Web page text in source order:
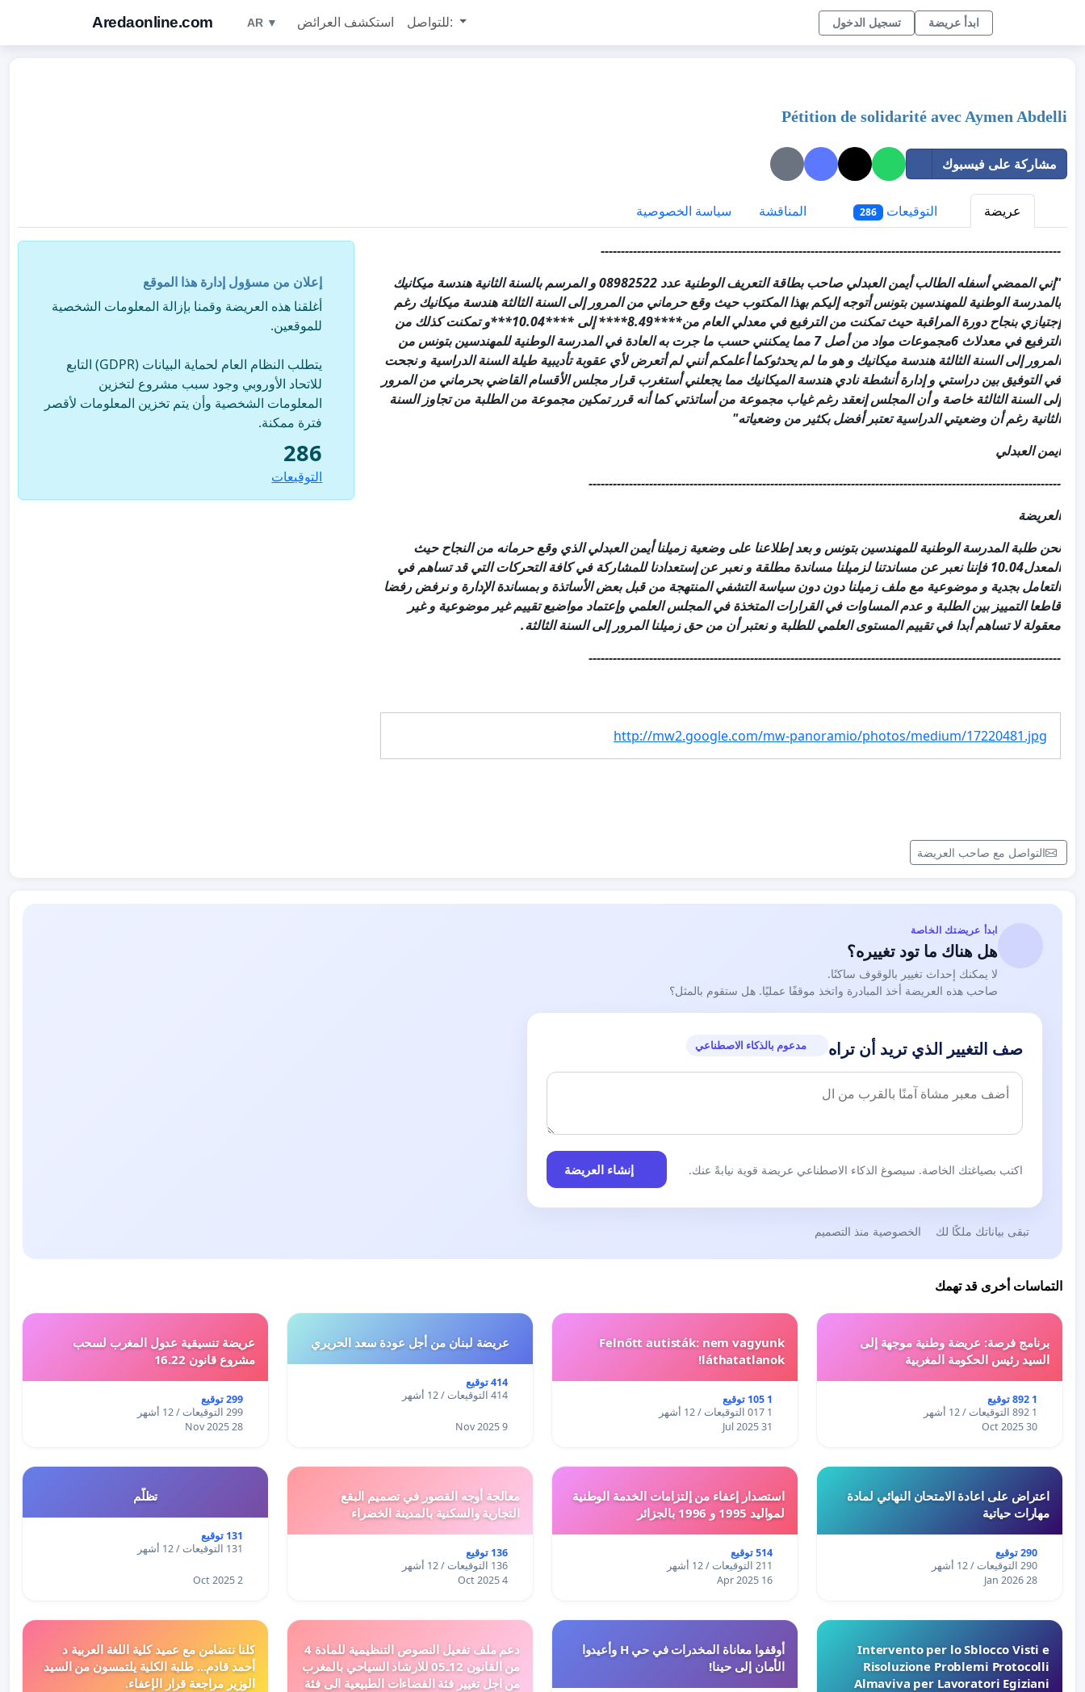
Aredaonline.com AR ▼ استكشف العرائض للتواصل: تسجيل الدخول ابدأ عريضة
Pétition de solidarité avec Aymen Abdelli
مشاركة على فيسبوك
عريضة التوقيعات 286 المناقشة سياسة الخصوصية
------------------------------------------------------------------------------------------------------------------
"إني الممضي أسفله الطالب أيمن العبدلي صاحب بطاقة التعريف الوطنية عدد 08982522 و المرسم بالسنة الثانية هندسة ميكانيك
بالمدرسة الوطنية للمهندسين بتونس أتوجه إليكم بهذا المكتوب حيث وقع حرماني من المرور إلى السنة الثالثة هندسة ميكانيك رغم
إجتيازي بنجاح دورة المراقبة حيث تمكنت من الترفيع في معدلي العام من****8.49**** إلى ****10.04***و تمكنت كذلك من
الترفيع في معدلاث 6مجموعات مواد من أصل 7 مما يمكنني حسب ما جرت به العادة في المدرسة الوطنية للمهندسين بتونس من
المرور إلى السنة الثالثة هندسة ميكانيك و هو ما لم يحدثوكما أعلمكم أنني لم أتعرض لأي عقوبة تأديبية طيلة السنة الدراسية و نجحت
في التوفيق بين دراستي و إدارة أنشطة نادي هندسة الميكانيك مما يجعلني أستغرب قرار مجلس الأقسام القاضي بحرماني من المرور
إلى السنة الثالثة خاصة و أن المجلس إنعقد رغم غياب مجموعة من أساتذتي كما أنه قرر تمكين مجموعة من الطلبة من تجاوز السنة
الثانية رغم أن وضعيتي الدراسية تعتبر أفضل بكثير من وضعياته"
أيمن العبدلي
---------------------------------------------------------------------------------------------------------------------
العريضة
نحن طلبة المدرسة الوطنية للمهندسين بتونس و بعد إطلاعنا على وضعية زميلنا أيمن العبدلي الذي وقع حرمانه من النجاح حيث
المعدل10.04 فإننا نعبر عن مساندتنا لزميلنا مساندة مطلقة و نعبر عن إستعدادنا للمشاركة في كافة التحركات التي قد تساهم في
التعامل بجدية و موضوعية مع ملف زميلنا دون دون سياسة التشفي المنتهجة من قبل بعض الأساتذة و بمساندة الإدارة و نرفض رفضا
قاطعا التمييز بين الطلبة و عدم المساوات في القرارات المتخذة في المجلس العلمي وإعتماد مواضيع تقييم غير موضوعية و غير
معقولة لا تساهم أبدا في تقييم المستوى العلمي للطلبة و نعتبر أن من حق زميلنا المرور إلى السنة الثالثة.
-------------
------------------------------------------------
------------------------------------------------
--------
http://mw2.google.com/mw-panoramio/photos/medium/17220481.jpg
التواصل مع صاحب العريضة
إعلان من مسؤول إدارة هذا الموقع
أغلقنا هذه العريضة وقمنا بإزالة المعلومات الشخصية
للموقعين.
يتطلب النظام العام لحماية البيانات (GDPR) التابع
للاتحاد الأوروبي وجود سبب مشروع لتخزين
المعلومات الشخصية وأن يتم تخزين المعلومات لأقصر
فترة ممكنة.
286
التوقيعات
ابدأ عريضتك الخاصة
هل هناك ما تود تغييره؟
لا يمكنك إحداث تغيير بالوقوف ساكنًا.
صاحب هذه العريضة أخذ المبادرة واتخذ موقفًا عمليًا. هل ستقوم بالمثل؟
صف التغيير الذي تريد أن تراه مدعوم بالذكاء الاصطناعي
اكتب بصياغتك الخاصة. سيصوغ الذكاء الاصطناعي عريضة قوية نيابةً عنك. إنشاء العريضة
تبقى بياناتك ملكًا لك الخصوصية منذ التصميم
التماسات أخرى قد تهمك
برنامج فرصة: عريضة وطنية موجهة إلى
السيد رئيس الحكومة المغربية
1 892 توقيع
1 892 التوقيعات / 12 أشهر
30 Oct 2025
Felnőtt autisták: nem vagyunk
láthatatlanok!
1 105 توقيع
1 017 التوقيعات / 12 أشهر
31 Jul 2025
عريضة لبنان من أجل عودة سعد الحريري
414 توقيع
414 التوقيعات / 12 أشهر
9 Nov 2025
عريضة تنسيقية عدول المغرب لسحب
مشروع قانون 16.22
299 توقيع
299 التوقيعات / 12 أشهر
28 Nov 2025
اعتراض على اعادة الامتحان النهائي لمادة
مهارات حياتية
290 توقيع
290 التوقيعات / 12 أشهر
28 Jan 2026
استصدار إعفاء من إلتزامات الخدمة الوطنية
لمواليد 1995 و 1996 بالجزائر
514 توقيع
211 التوقيعات / 12 أشهر
16 Apr 2025
معالجة أوجه القصور في تصميم البقع
التجارية والسكنية بالمدينة الخضراء
136 توقيع
136 التوقيعات / 12 أشهر
4 Oct 2025
تظلّم
131 توقيع
131 التوقيعات / 12 أشهر
2 Oct 2025
Intervento per lo Sblocco Visti e
Risoluzione Problemi Protocolli
Almaviva per Lavoratori Egiziani
أوقفوا معاناة المخدرات في حي H وأعيدوا
الأمان إلى حينا!
دعم ملف تفعيل النصوص التنظيمية للمادة 4
من القانون 12ـ05 للارشاد السياحي بالمغرب
من اجل تغيير فئة الفضاءات الطبيعية الى فئة
كلنا نتضامن مع عميد كلية اللغة العربية د
أحمد قادم... طلبة الكلية يلتمسون من السيد
الوزير مراجعة قرار الإعفاء.